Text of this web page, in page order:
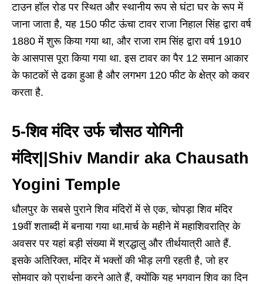
टाउन हॉल रोड पर स्थित और स्थानीय रूप से घंटा घर के रूप में
जाना जाता है, यह 150 फीट ऊंचा टावर राजा निहाल सिंह द्वारा वर्ष
1880 में शुरू किया गया था, और राजा राम सिंह द्वारा वर्ष 1910
के आसपास पूरा किया गया था. इस टावर का पैर 12 समान आकार
के फाटकों से ढका हुआ है और लगभग 120 फीट के क्षेत्र को कवर
करता है.
5-शिव मंदिर उर्फ ​​चौसठ योगिनी
मंदिर||Shiv Mandir aka Chausath
Yogini Temple
धौलपुर के सबसे पुराने शिव मंदिरों में से एक, चोपड़ा शिव मंदिर
19वीं शताब्दी में बनाया गया था.मार्च के महीने में महाशिवरात्रि के
अवसर पर यहां बड़ी संख्या में श्रद्धालु और तीर्थयात्री आते हैं.
इसके अतिरिक्त, मंदिर में भक्तों की भीड़ लगी रहती है, जो हर
सोमवार को प्रार्थना करने आते हैं, क्योंकि यह भगवान शिव का दिन